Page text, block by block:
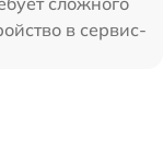
в сервис-